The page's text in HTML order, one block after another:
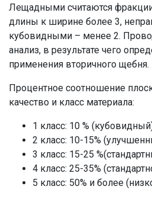
Лещадными считаются
длины к ширине более 3,
кубовидными – менее 2.
анализ, в результате чего
применения вторичного щебня.
Процентное соотношение
качество и класс материала:
1 класс: 10 %
2 класс: 10-15%
3 класс: 15-25
4 класс: 25-35%
5 класс: 50% и более